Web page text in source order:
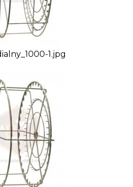
1.jpg